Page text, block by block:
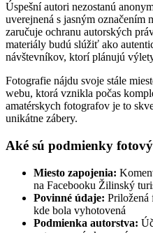
Úspešní autori nezostanú
uverejnená s jasným označením
zaručuje ochranu autorských
materiály budú slúžiť ako
návštevníkov, ktorí plánujú
Fotografie nájdu svoje stále
webu, ktorá vznikla počas
amatérskych fotografov je to
unikátne zábery.
Aké sú podmienky
Miesto zapojenia:
na Facebooku Žilinský
Povinné údaje: Priložená
kde bola vyhotovená
Podmienka autorstva: